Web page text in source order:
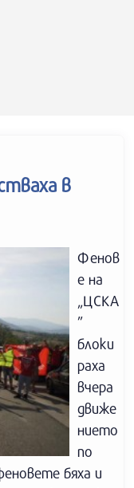
в
Фенов
е на
„ЦСКА
”
блоки
раха
вчера
движе
нието
по
бяха и